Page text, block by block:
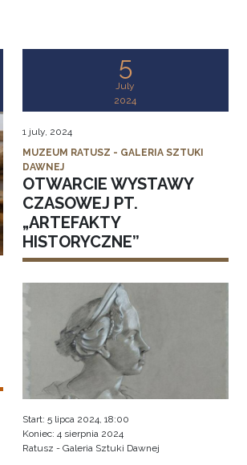
5
July
2024
1 july, 2024
MUZEUM RATUSZ - GALERIA SZTUKI
DAWNEJ
OTWARCIE WYSTAWY
CZASOWEJ PT.
„ARTEFAKTY
HISTORYCZNE”
Start: 5 lipca 2024, 18:00
Koniec: 4 sierpnia 2024
Ratusz - Galeria Sztuki Dawnej